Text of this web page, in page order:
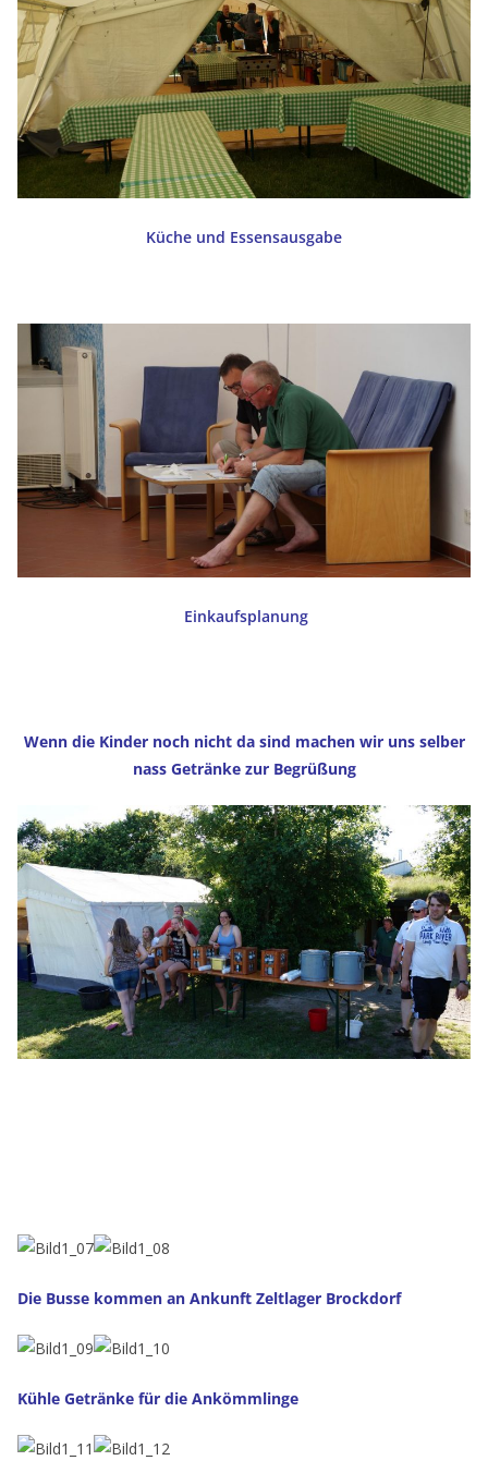
Küche und Essensausgabe
Einkaufsplanung
Wenn die Kinder noch nicht da sind machen wir uns selber
nass Getränke zur Begrüßung
Die Busse kommen an Ankunft Zeltlager Brockdorf
Kühle Getränke für die Ankömmlinge